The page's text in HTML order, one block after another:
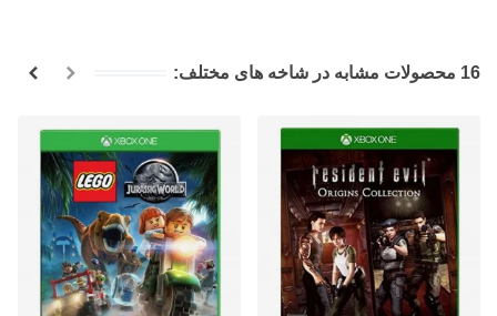
16 محصولات مشابه در شاخه های مختلف: